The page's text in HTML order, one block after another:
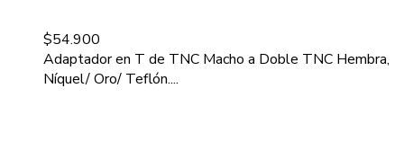
$54.900
Adaptador en T de TNC Macho a Doble TNC Hembra,
Níquel/ Oro/ Teflón....